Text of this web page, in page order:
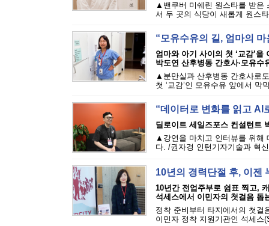
▲밴쿠버 미쉐린 원스타를 받은
서 두 곳의 식당이 새롭게 원스
“모유수유의 길, 엄마의
엄마와 아기 사이의 첫 ‘교감’을
박도연 산후병동 간호사·모유수
▲분만실과 산후병동 간호사로
첫 ‘교감’인 모유수유 앞에서
“데이터로 변화를 읽고 AI
딜로이트 세일즈포스 컨설턴트
▲강연을 마치고 인터뷰를 위해
다. /권자경 인턴기자기술과 혁
10년의 경력단절 후, 이젠
10년간 전업주부로 쉼표 찍고, 캐
석세스에서 이민자의 첫걸음 돕
정착 준비부터 타지에서의 첫걸
이민자 정착 지원기관인 석세